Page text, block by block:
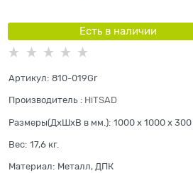
Есть в наличии
Артикул: 810-019Gr
Производитель : HiTSAD
Размеры(ДхШхВ в мм.): 1000 x 1000 x 300
Вес: 17,6 кг.
Материал: Металл, ДПК